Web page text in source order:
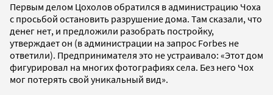
Первым делом Цохолов обратился в администрацию Чоха
с просьбой остановить разрушение дома. Там сказали, что
денег нет, и предложили разобрать постройку,
утверждает он (в администрации на запрос Forbes не
ответили). Предпринимателя это не устраивало: «Этот дом
фигурировал на многих фотографиях села. Без него Чох
мог потерять свой уникальный вид».